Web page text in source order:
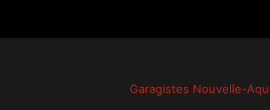
Garagistes Nouvelle-